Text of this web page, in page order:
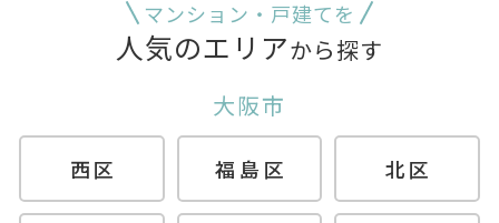
マンション・戸建てを
人気のエリアから探す
大阪市
西区 福島区 北区